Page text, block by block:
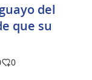
del
que su
0